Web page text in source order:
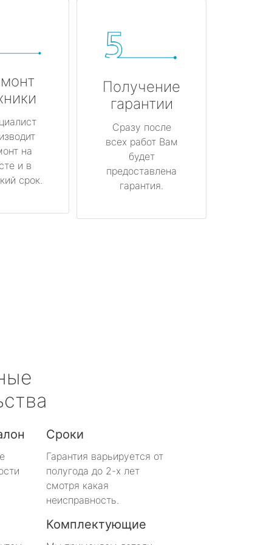
на
и в
срок.
Получение
гарантии
Сразу после
всех работ Вам
будет
предоставлена
гарантия.
Сроки
Гарантия варьируется от
полугода до 2-х лет
смотря какая
неисправность.
Комплектующие